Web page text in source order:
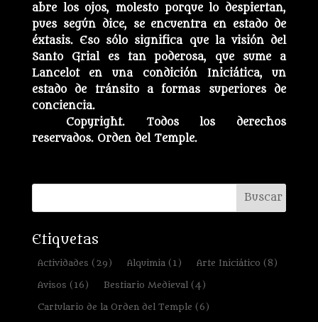
abre los ojos, molesto porque lo despiertan,
pues según dice, se encuentra en estado de
éxtasis. Eso sólo significa que la visión del
Santo Grial es tan poderosa, que sume a
Lancelot en una condición Iniciática, un
estado de tránsito a formas superiores de
conciencia.
Copyright. Todos los derechos
reservados. Orden del Temple.
Etiquetas
Actividades (29) Alquimia (1) Arte Iniciático (8)
Avisos (16) Bestiario Medieval (4)
Cartulario de la Orden del Temple (6)